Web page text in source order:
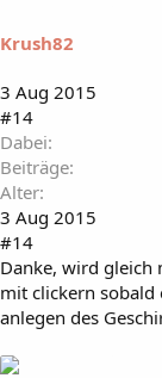
Krush82
3 Aug 2015
#14
Dabei
Beiträge
Alter
3 Aug 2015
#14
Danke, wird gleich
mit clickern sobald
anlegen des